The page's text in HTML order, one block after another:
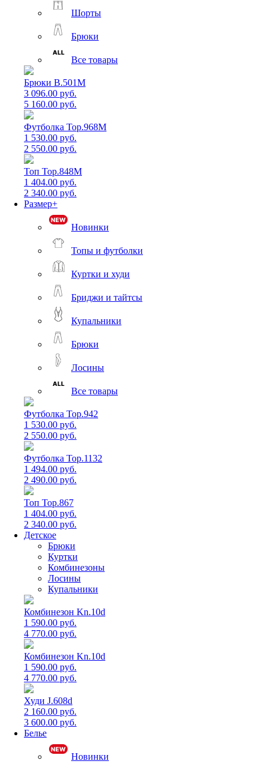
Шорты
Брюки
Все товары
Брюки B.501M
3 096.00 руб.
5 160.00 руб.
Футболка Top.968M
1 530.00 руб.
2 550.00 руб.
Топ Top.848M
1 404.00 руб.
2 340.00 руб.
Размер+
Новинки
Топы и футболки
Куртки и худи
Бриджи и тайтсы
Купальники
Брюки
Лосины
Все товары
Футболка Top.942
1 530.00 руб.
2 550.00 руб.
Футболка Top.1132
1 494.00 руб.
2 490.00 руб.
Топ Top.867
1 404.00 руб.
2 340.00 руб.
Детское
Брюки
Куртки
Комбинезоны
Лосины
Купальники
Комбинезон Kn.10d
1 590.00 руб.
4 770.00 руб.
Комбинезон Kn.10d
1 590.00 руб.
4 770.00 руб.
Худи J.608d
2 160.00 руб.
3 600.00 руб.
Белье
Новинки